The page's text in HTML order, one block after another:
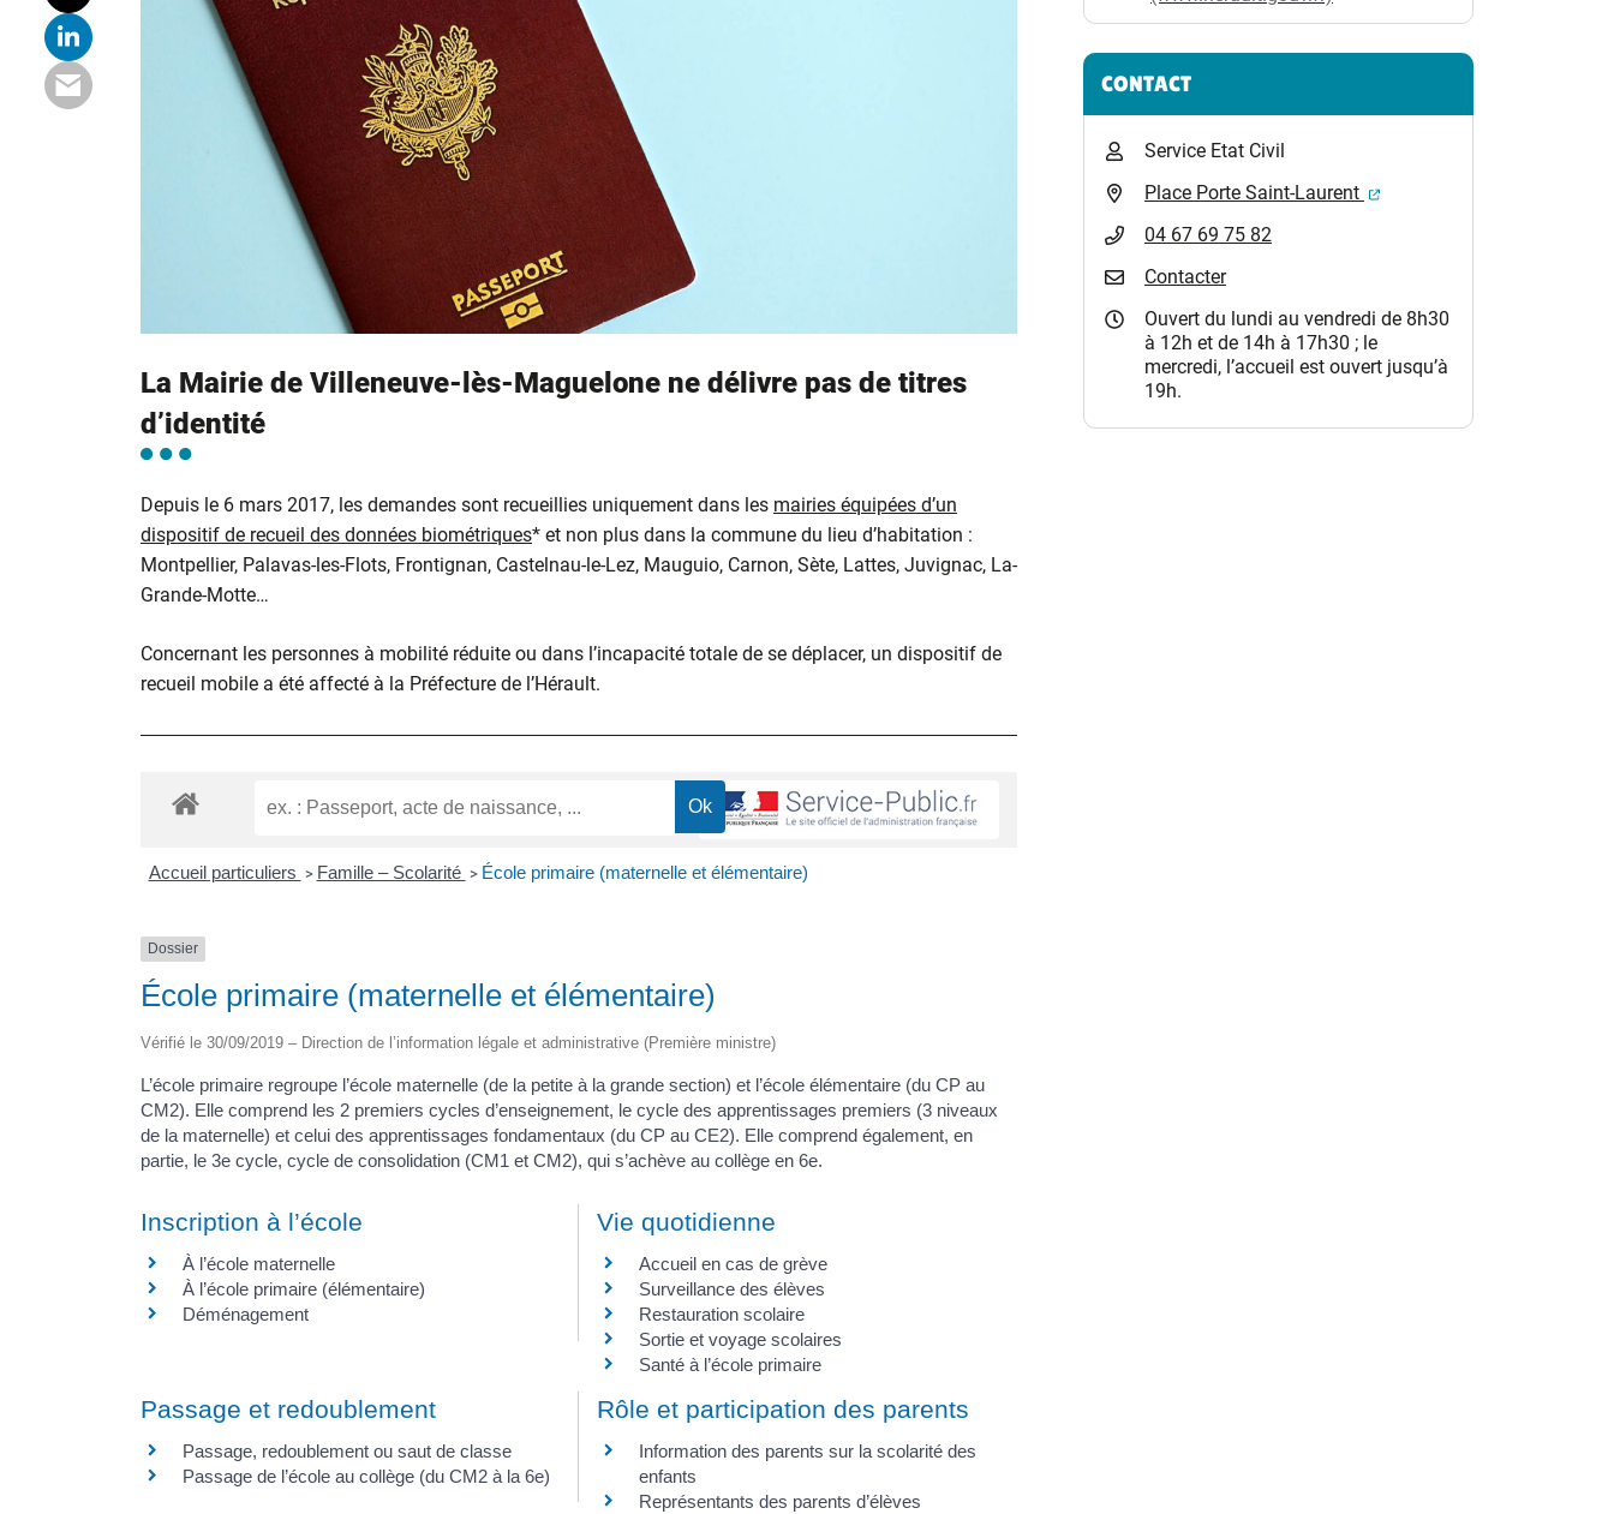
La Mairie de Villeneuve-lès-Maguelone ne délivre pas de titres
d’identité
Depuis le 6 mars 2017, les demandes sont recueillies uniquement dans les mairies équipées d’un
dispositif de recueil des données biométriques* et non plus dans la commune du lieu d’habitation :
Montpellier, Palavas-les-Flots, Frontignan, Castelnau-le-Lez, Mauguio, Carnon, Sète, Lattes, Juvignac, La-
Grande-Motte…
Concernant les personnes à mobilité réduite ou dans l’incapacité totale de se déplacer, un dispositif de
recueil mobile a été affecté à la Préfecture de l’Hérault.
Accueil particuliers > Famille – Scolarité > École primaire (maternelle et élémentaire)
Dossier
École primaire (maternelle et élémentaire)
Vérifié le 30/09/2019 – Direction de l’information légale et administrative (Première ministre)
L’école primaire regroupe l’école maternelle (de la petite à la grande section) et l’école élémentaire (du CP au
CM2). Elle comprend les 2 premiers cycles d’enseignement, le cycle des apprentissages premiers (3 niveaux
de la maternelle) et celui des apprentissages fondamentaux (du CP au CE2). Elle comprend également, en
partie, le 3e cycle, cycle de consolidation (CM1 et CM2), qui s’achève au collège en 6e.
Inscription à l’école
À l’école maternelle
À l’école primaire (élémentaire)
Déménagement
Vie quotidienne
Accueil en cas de grève
Surveillance des élèves
Restauration scolaire
Sortie et voyage scolaires
Santé à l’école primaire
Passage et redoublement
Passage, redoublement ou saut de classe
Passage de l’école au collège (du CM2 à la 6e)
Rôle et participation des parents
Information des parents sur la scolarité des
enfants
Représentants des parents d’élèves
CONTACT
Service Etat Civil
Place Porte Saint-Laurent
(ouverture dans un nouvel
04 67 69 75 82
Contacter
Ouvert du lundi au vendredi de 8h30
à 12h et de 14h à 17h30 ; le
mercredi, l’accueil est ouvert jusqu’à
19h.